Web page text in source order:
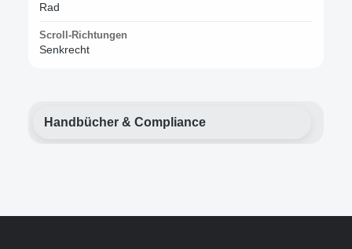
Rad
Scroll-Richtungen
Senkrecht
Handbücher & Compliance